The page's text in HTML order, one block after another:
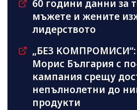
60 години данни за
мъжете и жените
лидерството
„БЕЗ
Морис България с
кампания срещу
непълнолетни до
продукти